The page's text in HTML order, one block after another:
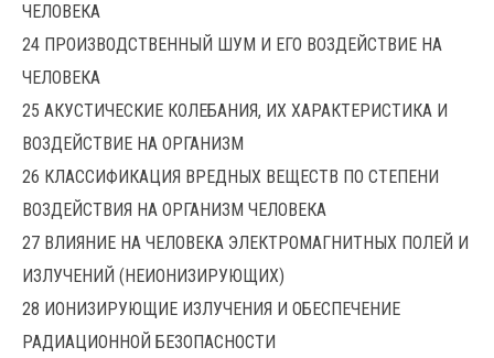
ЧЕЛОВЕКА
24 ПРОИЗВОДСТВЕННЫЙ ШУМ И ЕГО ВОЗДЕЙСТВИЕ НА
ЧЕЛОВЕКА
25 АКУСТИЧЕСКИЕ КОЛЕБАНИЯ, ИХ ХАРАКТЕРИСТИКА И
ВОЗДЕЙСТВИЕ НА ОРГАНИЗМ
26 КЛАССИФИКАЦИЯ ВРЕДНЫХ ВЕЩЕСТВ ПО СТЕПЕНИ
ВОЗДЕЙСТВИЯ НА ОРГАНИЗМ ЧЕЛОВЕКА
27 ВЛИЯНИЕ НА ЧЕЛОВЕКА ЭЛЕКТРОМАГНИТНЫХ ПОЛЕЙ И
ИЗЛУЧЕНИЙ (НЕИОНИЗИРУЮЩИХ)
28 ИОНИЗИРУЮЩИЕ ИЗЛУЧЕНИЯ И ОБЕСПЕЧЕНИЕ
РАДИАЦИОННОЙ БЕЗОПАСНОСТИ